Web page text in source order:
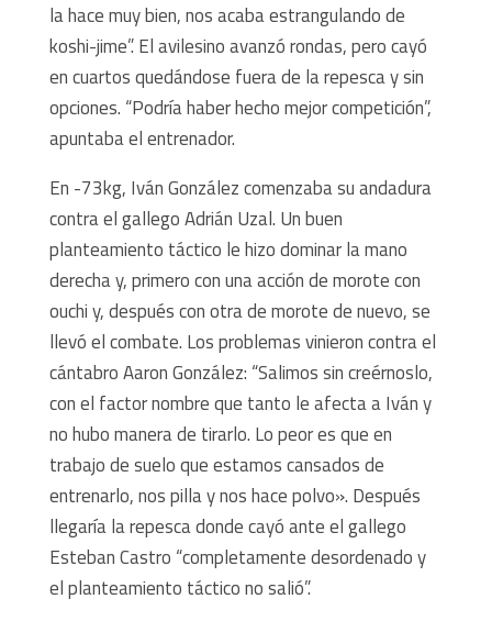
la hace muy bien, nos acaba estrangulando de
koshi-jime”. El avilesino avanzó rondas, pero cayó
en cuartos quedándose fuera de la repesca y sin
opciones. “Podría haber hecho mejor competición”,
apuntaba el entrenador.
En -73kg, Iván González comenzaba su andadura
contra el gallego Adrián Uzal. Un buen
planteamiento táctico le hizo dominar la mano
derecha y, primero con una acción de morote con
ouchi y, después con otra de morote de nuevo, se
llevó el combate. Los problemas vinieron contra el
cántabro Aaron González: “Salimos sin creérnoslo,
con el factor nombre que tanto le afecta a Iván y
no hubo manera de tirarlo. Lo peor es que en
trabajo de suelo que estamos cansados de
entrenarlo, nos pilla y nos hace polvo». Después
llegaría la repesca donde cayó ante el gallego
Esteban Castro “completamente desordenado y
el planteamiento táctico no salió”.